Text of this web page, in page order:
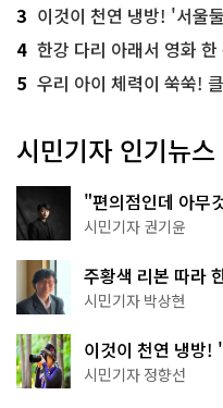
3 이것이 천연 냉방! '서울
4 한강 다리 아래서 영화
5 우리 아이 체력이 쑥쑥!
시민기자 인기뉴스
"편의점인데 아무
한 편의점의 정체
시민기자 권기윤
주황색 리본 따라
서울둘레길 15코스
시민기자 박상현
이것이 천연 냉방!
나볼까
시민기자 정향선